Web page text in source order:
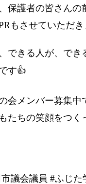
保護者の皆さんの
もさせていただき
できる人が、でき
す👍
会メンバー募集中
たちの笑顔をつく
議会議員 #ふじた